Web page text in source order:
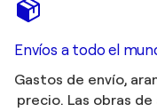
Envíos a todo el
Gastos de envío,
precio. Las obras